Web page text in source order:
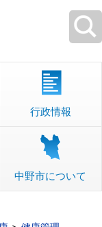
行政情報
中野市について